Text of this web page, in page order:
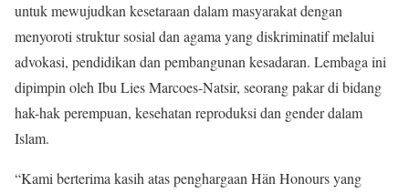
untuk mewujudkan kesetaraan dalam masyarakat dengan
menyoroti struktur sosial dan agama yang diskriminatif melalui
advokasi, pendidikan dan pembangunan kesadaran. Lembaga ini
dipimpin oleh Ibu Lies Marcoes-Natsir, seorang pakar di bidang
hak-hak perempuan, kesehatan reproduksi dan gender dalam
Islam.
“Kami berterima kasih atas penghargaan Hän Honours yang